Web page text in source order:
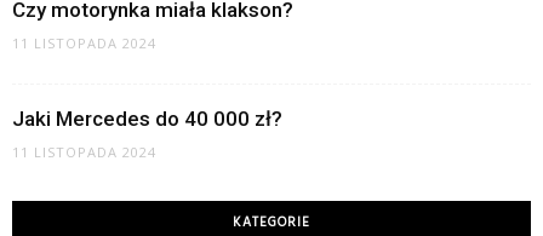
Czy motorynka miała klakson?
11 LISTOPADA 2024
Jaki Mercedes do 40 000 zł?
11 LISTOPADA 2024
KATEGORIE